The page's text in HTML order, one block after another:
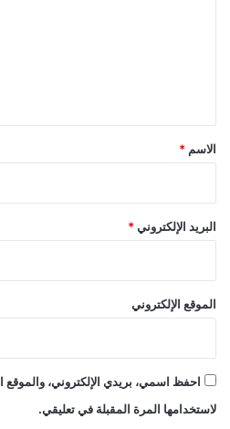
*
الاسم *
البريد الإلكتروني *
الموقع الإلكتروني
احفظ اسمي، بريدي الإلكتروني، والموقع
لاستخدامها المرة المقبلة في تعليقي.